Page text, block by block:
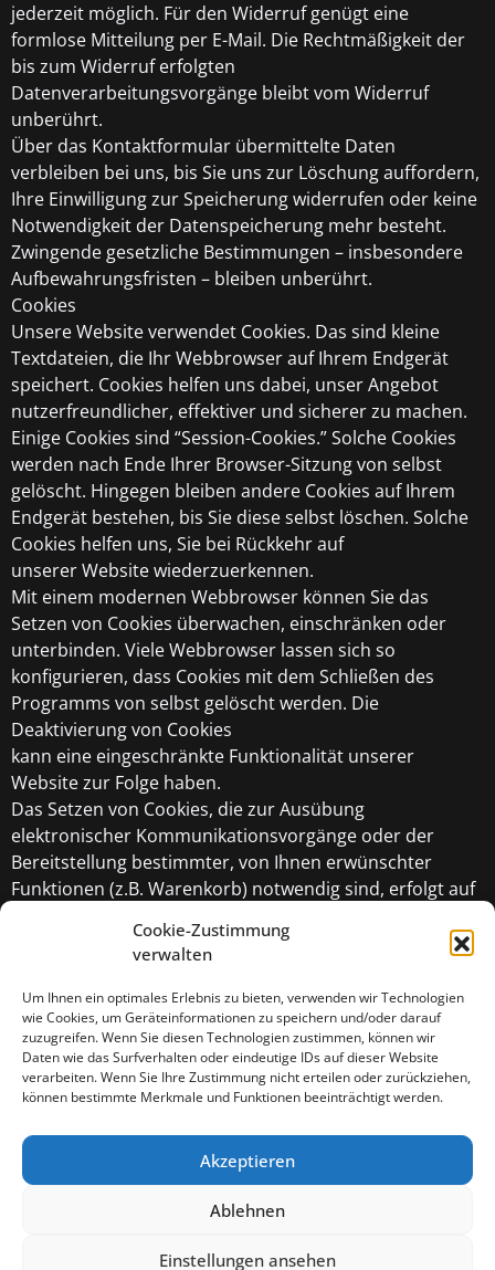
Cookie-Zustimmung
verwalten
Um Ihnen ein optimales Erlebnis zu bieten, verwenden wir Technologien
wie Cookies, um Geräteinformationen zu speichern und/oder darauf
zuzugreifen. Wenn Sie diesen Technologien zustimmen, können wir
Daten wie das Surfverhalten oder eindeutige IDs auf dieser Website
verarbeiten. Wenn Sie Ihre Zustimmung nicht erteilen oder zurückziehen,
können bestimmte Merkmale und Funktionen beeinträchtigt werden.
Akzeptieren
Ablehnen
Einstellungen ansehen
jederzeit möglich. Für den Widerruf genügt eine
formlose Mitteilung per E-Mail. Die Rechtmäßigkeit der
bis zum Widerruf erfolgten
Datenverarbeitungsvorgänge bleibt vom Widerruf
unberührt.
Über das Kontaktformular übermittelte Daten
verbleiben bei uns, bis Sie uns zur Löschung auffordern,
Ihre Einwilligung zur Speicherung widerrufen oder keine
Notwendigkeit der Datenspeicherung mehr besteht.
Zwingende gesetzliche Bestimmungen – insbesondere
Aufbewahrungsfristen – bleiben unberührt.
Cookies
Unsere Website verwendet Cookies. Das sind kleine
Textdateien, die Ihr Webbrowser auf Ihrem Endgerät
speichert. Cookies helfen uns dabei, unser Angebot
nutzerfreundlicher, effektiver und sicherer zu machen.
Einige Cookies sind “Session-Cookies.” Solche Cookies
werden nach Ende Ihrer Browser-Sitzung von selbst
gelöscht. Hingegen bleiben andere Cookies auf Ihrem
Endgerät bestehen, bis Sie diese selbst löschen. Solche
Cookies helfen uns, Sie bei Rückkehr auf
unserer Website wiederzuerkennen.
Mit einem modernen Webbrowser können Sie das
Setzen von Cookies überwachen, einschränken oder
unterbinden. Viele Webbrowser lassen sich so
konfigurieren, dass Cookies mit dem Schließen des
Programms von selbst gelöscht werden. Die
Deaktivierung von Cookies
kann eine eingeschränkte Funktionalität unserer
Website zur Folge haben.
Das Setzen von Cookies, die zur Ausübung
elektronischer Kommunikationsvorgänge oder der
Bereitstellung bestimmter, von Ihnen erwünschter
Funktionen (z.B. Warenkorb) notwendig sind, erfolgt auf
Website haben wir ein berechtigtes Interesse an der
Speicherung von Cookies zur technisch fehlerfreien und
reibungslosen Bereitstellung unserer Dienste. Sofern die
Setzung anderer Cookies (z.B. für Analyse-Funktionen)
erfolgt, werden diese in dieser
Datenschutzerklärung separat behandelt.
datenschutzbeauftragter.de